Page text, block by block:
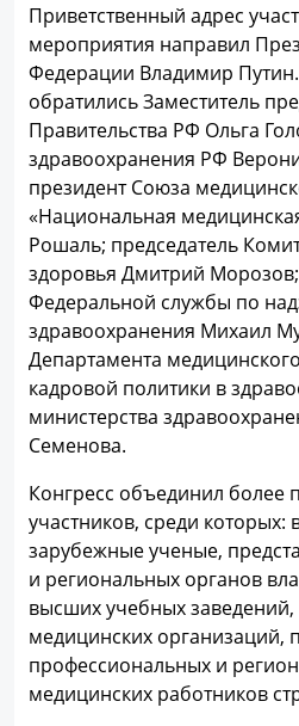
Приветственный адрес
мероприятия направил
Федерации Владимир
обратились Заместитель
Правительства РФ Ольга
здравоохранения РФ
президент Союза
«Национальная
Рошаль; председатель
здоровья Дмитрий
Федеральной службы по
здравоохранения Михаил
Департамента
кадровой политики в
министерства
Семенова.
Конгресс объединил более
участников, среди которых:
зарубежные ученые,
и региональных органов
высших учебных заведений,
медицинских организаций,
профессиональных и
медицинских работников